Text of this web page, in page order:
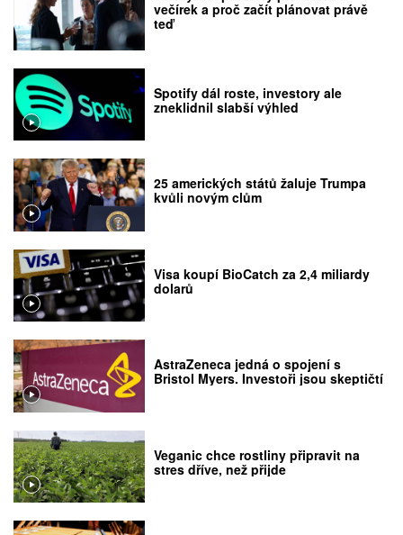
večírek a proč začít plánovat právě
teď
Spotify dál roste, investory ale
zneklidnil slabší výhled
25 amerických států žaluje Trumpa
kvůli novým clům
Visa koupí BioCatch za 2,4 miliardy
dolarů
AstraZeneca jedná o spojení s
Bristol Myers. Investoři jsou skeptičtí
Veganic chce rostliny připravit na
stres dříve, než přijde